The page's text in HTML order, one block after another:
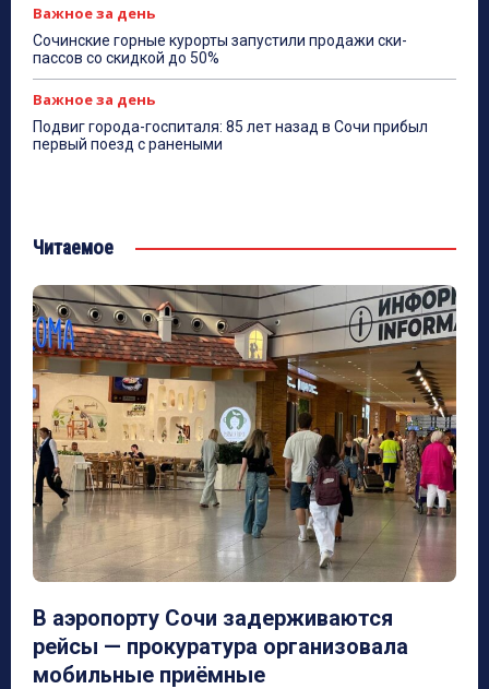
Важное за день
Сочинские горные курорты запустили продажи ски-
пассов со скидкой до 50%
Важное за день
Подвиг города-госпиталя: 85 лет назад в Сочи прибыл
первый поезд с ранеными
Читаемое
В аэропорту Сочи задерживаются
рейсы — прокуратура организовала
мобильные приёмные